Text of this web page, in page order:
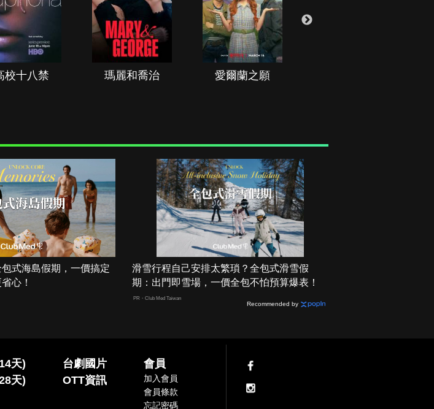
校十八禁 瑪麗和喬治 愛爾蘭之願
式海島假期，一價搞定
心！
滑雪行程自己安排太繁瑣？全包式滑雪假
期：出門即雪場，一價全包不怕預算爆表！
PR・Club Med Taiwan
Recommended by
天)
天)
台劇國片
OTT資訊
會員
加入會員
會員條款
忘記密碼